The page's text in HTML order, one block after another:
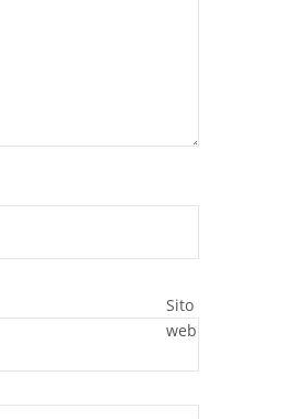
Sito
web